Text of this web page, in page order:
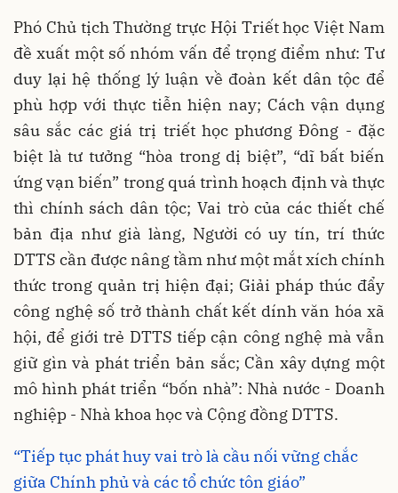
Phó Chủ tịch Thường trực Hội Triết học Việt Nam
đề xuất một số nhóm vấn để trọng điểm như: Tư
duy lại hệ thống lý luận về đoàn kết dân tộc để
phù hợp với thực tiễn hiện nay; Cách vận dụng
sâu sắc các giá trị triết học phương Đông - đặc
biệt là tư tưởng “hòa trong dị biệt”, “dĩ bất biến
ứng vạn biến” trong quá trình hoạch định và thực
thì chính sách dân tộc; Vai trò của các thiết chế
bản địa như già làng, Người có uy tín, trí thức
DTTS cần được nâng tầm như một mắt xích chính
thức trong quản trị hiện đại; Giải pháp thúc đẩy
công nghệ số trở thành chất kết dính văn hóa xã
hội, để giới trẻ DTTS tiếp cận công nghệ mà vẫn
giữ gìn và phát triển bản sắc; Cần xây dựng một
mô hình phát triển “bốn nhà”: Nhà nước - Doanh
nghiệp - Nhà khoa học và Cộng đồng DTTS.
“Tiếp tục phát huy vai trò là cầu nối vững chắc
giữa Chính phủ và các tổ chức tôn giáo”